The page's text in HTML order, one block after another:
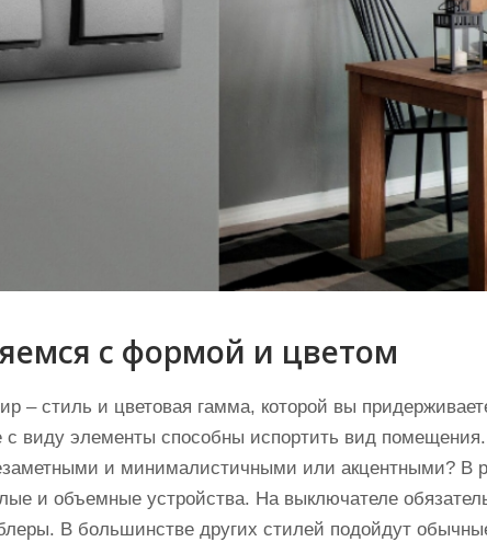
с формой и цветом
– стиль и цветовая гамма, которой вы
с виду элементы способны испортить вид
и минималистичными или акцентными? В
и объемные устройства. На выключателе
В большинстве других стилей подойдут